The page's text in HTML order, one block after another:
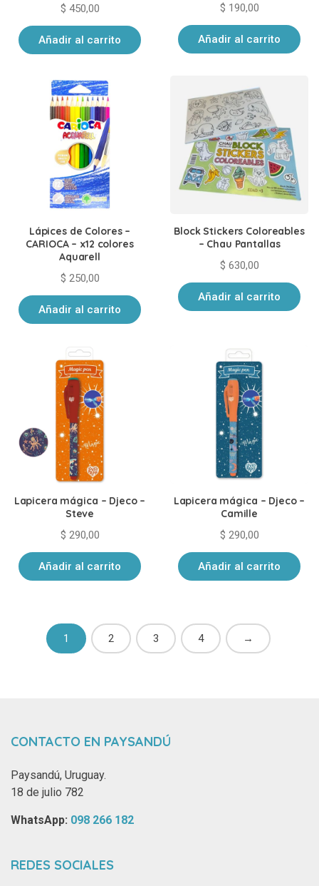
$ 450,00
Añadir al carrito
$ 190,00
Añadir al carrito
Lápices de Colores –
CARIOCA – x12 colores
Aquarell
$ 250,00
Añadir al carrito
Block Stickers Coloreables
– Chau Pantallas
$ 630,00
Añadir al carrito
Lapicera mágica – Djeco –
Steve
$ 290,00
Añadir al carrito
Lapicera mágica – Djeco –
Camille
$ 290,00
Añadir al carrito
1 2 3 4 →
CONTACTO EN PAYSANDÚ
Paysandú, Uruguay.
18 de julio 782
WhatsApp: ‪ 098 266 182‬
REDES SOCIALES